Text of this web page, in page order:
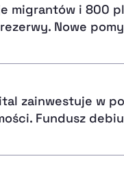
, otwiera się w
migrantów i 800
Nowe
zainwestuje w
Fundusz